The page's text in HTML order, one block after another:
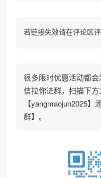
若链接失效请在评论区
很多限时优惠活动都
信拉你进群，扫描下
【yangmaojun2025
群】。